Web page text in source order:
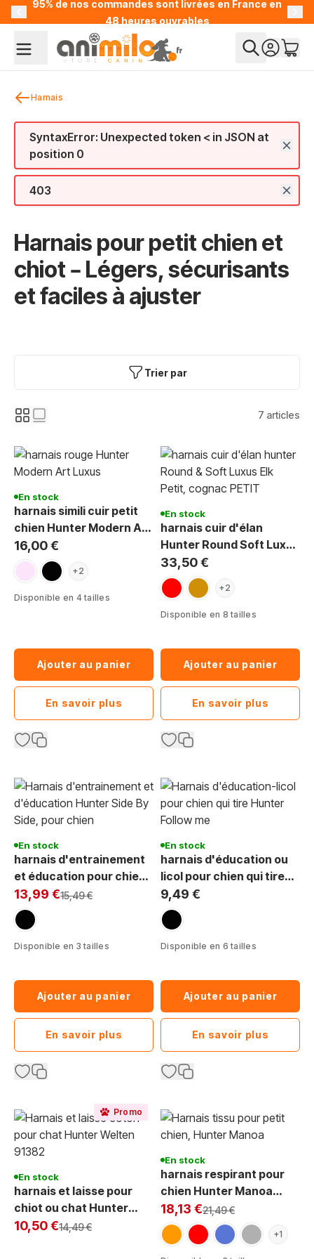
Allez au contenu
95% de nos commandes sont livrées en France en
48 heures ouvrables
Harnais
SyntaxError: Unexpected token < in JSON at
position 0
403
Harnais pour petit chien et
chiot – Légers, sécurisants
et faciles à ajuster
Trier par
7 articles
En stock
harnais simili cuir petit
chien Hunter Modern Art
Round Soft Petit Luxus
16,00 €
rose clair
noir +2
Disponible en 4 tailles
Ajouter au panier
En savoir plus
En stock
harnais cuir d'élan
Hunter Round Soft Luxus
Elk Petit chien
33,50 €
rougecognac+2
Disponible en 8 tailles
Ajouter au panier
En savoir plus
En stock
harnais d'entrainement
et éducation pour chien
qui tire Hunter Side by
Side nylon noir
Exclu Web:
13,99 €Prix normal
15,49 €
noir
Disponible en 3 tailles
Ajouter au panier
En savoir plus
En stock
harnais d'éducation ou
licol pour chien qui tire
en laisse Hunter Follow
Me
9,49 €
noir
Disponible en 6 tailles
Ajouter au panier
En savoir plus
Promo
En stock
harnais et laisse pour
chiot ou chat Hunter
91382 Welpen coton
Exclu Web
10,50 €Prix normal
14,49 €
En stock
harnais respirant pour
chien Hunter Manoa
Vario Rapid
Exclu Web:
18,13 €Prix normal
21,49 €
orangerougebleu gris +1